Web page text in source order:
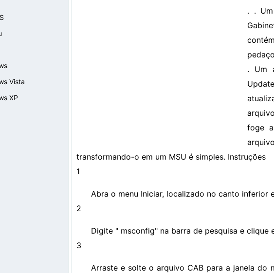
Vista
XP
. .
. Um
foge
transformando-o em um MSU é simples. Instruções
1
Abra o menu Iniciar, localizado no canto inferior
2
Digite " msconfig" na barra de pesquisa e clique
3
Arraste e solte o arquivo CAB para a janela do